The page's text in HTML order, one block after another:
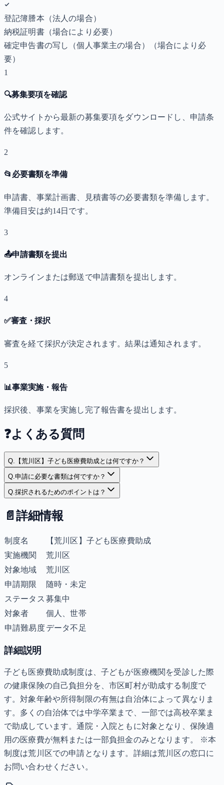
登記簿謄本（法人の場合）
納税証明書（場合により必要）
確定申告書の写し（個人事業主の場合）
（場合により必
要）
1
🔍募集要項を確認
公式サイトから最新の募集要項をダウンロードし、申請条
件を確認します。
2
📂 必要書類を準備
申請書、事業計画書、見積書等の必要書類を準備します。
準備目安は約14日です。
3
📤申請書類を提出
オンラインまたは郵送で申請書類を提出します。
4
✅審査・採択
審査を経て採択が決定されます。結果は通知されます。
5
📊事業実施・報告
採択後、事業を実施し完了報告書を提出します。
❓よくある質問
Q. 【荒川区】子ども医療費助成とは何ですか？
Q.申請に必要な書類は何ですか？
Q.採択されるためのポイントは？
📄 詳細情報
制度名
【荒川区】子ども医療費助成
実施機関
荒川区
対象地域
荒川区
申請期限
随時・未定
ステータス 募集中
対象者
個人、世帯
申請難易度データ不足
詳細説明
子ども医療費助成制度は、子どもが医療機関を受診した際
の健康保険の自己負担分を、市区町村が助成する制度で
す。対象年齢や所得制限の有無は自治体によって異なりま
す。多くの自治体では中学卒業まで、一部では高校卒業ま
で助成しています。通院・入院ともに対象となり、保険適
用の医療費が無料または一部負担金のみとなります。 ※本
制度は荒川区での申請となります。詳細は荒川区の窓口に
お問い合わせください。